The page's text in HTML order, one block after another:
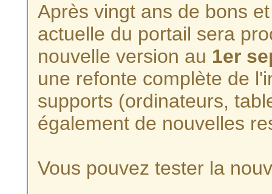
Après vingt ans de bons
actuelle du portail sera
nouvelle version au 1er
une refonte complète de
supports (ordinateurs,
également de nouvelles
Vous pouvez tester la